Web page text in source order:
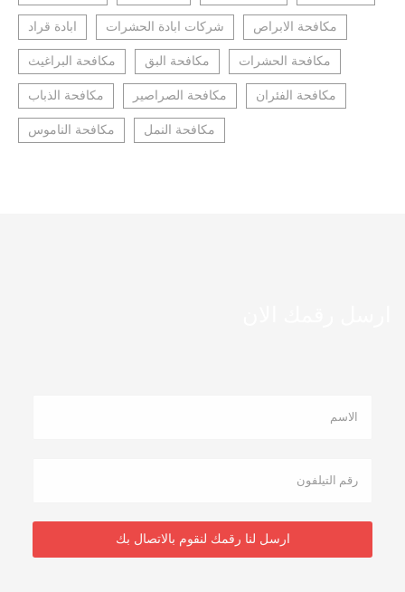
ابادة قراد شركات ابادة الحشرات مكافحة الابراص
مكافحة البراغيث مكافحة البق مكافحة الحشرات
مكافحة الذباب مكافحة الصراصير مكافحة الفئران
مكافحة الناموس مكافحة النمل